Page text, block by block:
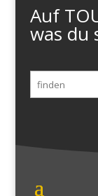
Auf
was du
Suchen
nach: